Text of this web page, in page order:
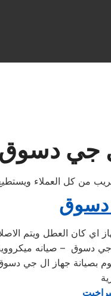
جي دسوق
من كل العملاء ويستطيع
دسوق
العطل ويتم
جي دسوق – صيانه
بصيانة جهاز ال جي